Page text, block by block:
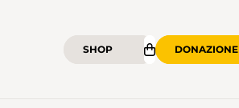
SHOP DONAZIONE